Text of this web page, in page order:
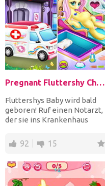
Pregnant Fluttershy Check Up
Fluttershys Baby wird bald
geboren! Ruf einen Notarzt,
der sie ins Krankenhaus
92 15